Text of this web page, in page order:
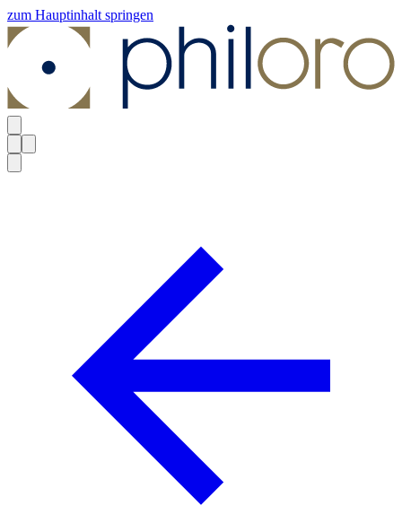
zum Hauptinhalt springen